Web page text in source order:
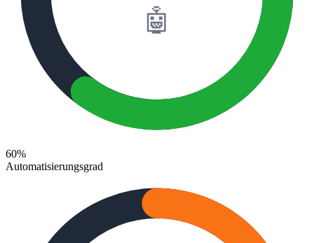
🤖
60%
Automatisierungsgrad